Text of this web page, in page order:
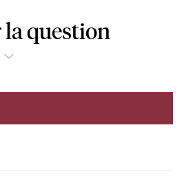
question